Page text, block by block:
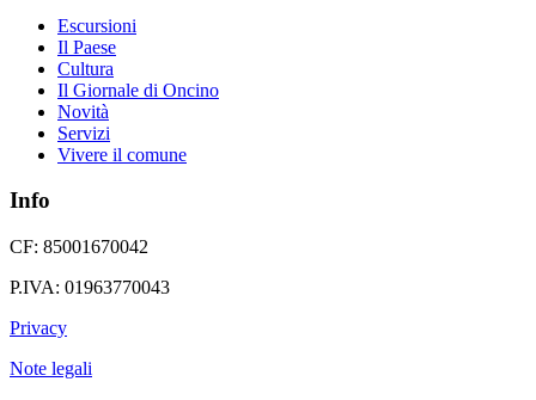
Escursioni
Il Paese
Cultura
Il Giornale di Oncino
Novità
Servizi
Vivere il comune
Info
CF: 85001670042
P.IVA: 01963770043
Privacy
Note legali